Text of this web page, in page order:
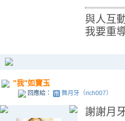
與人互
我要重
"我"如寶玉
回應給： 舞月牙（rich007）
謝謝月